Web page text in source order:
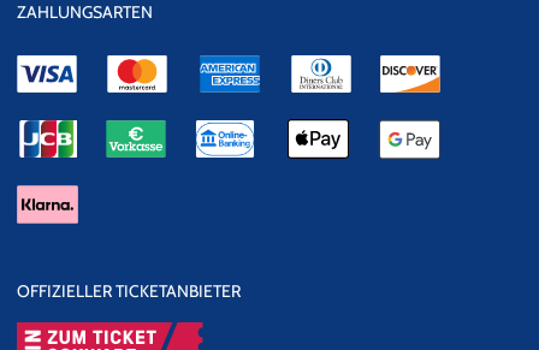
ZAHLUNGSARTEN
OFFIZIELLER TICKETANBIETER